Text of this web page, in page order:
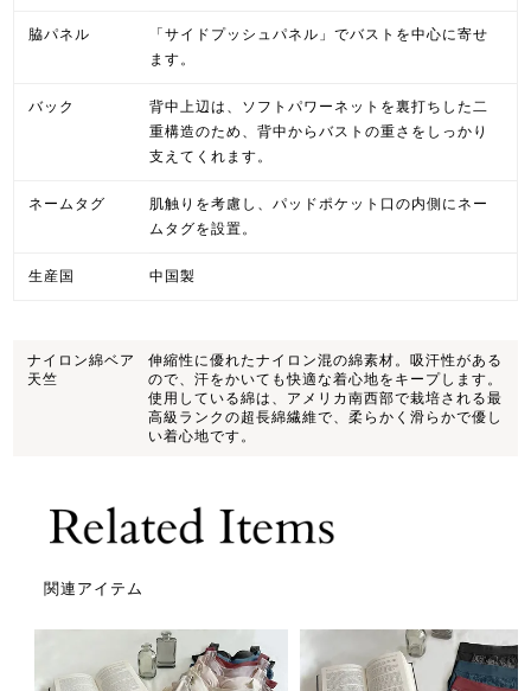
脇パネル
「サイドプッシュパネル」でバストを中心に寄せ
ます。
バック
背中上辺は、ソフトパワーネットを裏打ちした二
重構造のため、背中からバストの重さをしっかり
支えてくれます。
ネームタグ
肌触りを考慮し、パッドポケット口の内側にネー
ムタグを設置。
生産国 中国製
ナイロン綿ベア
天竺
伸縮性に優れたナイロン混の綿素材。吸汗性がある
ので、汗をかいても快適な着心地をキープします。
使用している綿は、アメリカ南西部で栽培される最
高級ランクの超長綿繊維で、柔らかく滑らかで優し
い着心地です。
関連アイテム